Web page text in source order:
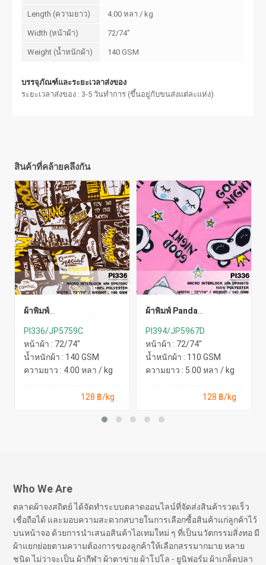
Length (ความยาว) 4.00 หลา / kg
Width (หน้าผ้า) 72/74"
Weight (น้ำหนักผ้า) 140 GSM
บรรจุภัณฑ์และระยะเวลาส่งของ
ระยะเวลาส่งของ : 3-5 วันทำการ (ขึ้นอยู่กับขนส่งแต่ละแห่ง)
สินค้าที่คล้ายคลึงกัน
ผ้าพิมพ์
PI336/JP5759C
หน้าผ้า : 72/74"
น้ำหนักผ้า : 140 GSM
ความยาว : 4.00 หลา / kg
128 ฿/kg
ผ้าพิมพ์ Panda
PI394/JP5967D
หน้าผ้า : 72/74"
น้ำหนักผ้า : 110 GSM
ความยาว : 5.00 หลา / kg
128 ฿/kg
Who We Are
ตลาดผ้าจงสถิตย์ ได้จัดทำระบบตลาดออนไลน์ที่จัดส่งสินค้ารวดเร็ว
เชื่อถือได้ และมอบความสะดวกสบายในการเลือกซื้อสินค้าแก่ลูกค้าไว้
บนหน้าจอ ด้วยการนำเสนอสินค้าไอเทมใหม่ ๆ ที่เป็นนวัตกรรมสิ่งทอ มี
ผ้าแยกย่อยตามความต้องการของลูกค้าให้เลือกสรรมากมาย หลาย
ชนิด ไม่ว่าจะเป็น ผ้ากีฬา ผ้าตาข่าย ผ้าโปโล - ยูนิฟอร์ม ผ้าเกล็ดปลา